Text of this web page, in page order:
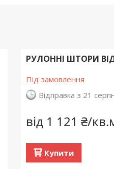
РУЛОННІ ШТОРИ
Під замовлення
Відправка з 21
від 1 121 ₴/
Купити